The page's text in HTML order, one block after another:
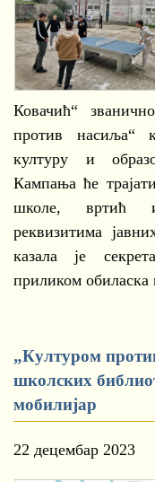
Ковачић“
против насиља“
културу и
Кампања ће
школе, вртић
реквизитима
казала је
приликом обиласка
„Културом
школских
мобилијар
22 децембар 2023